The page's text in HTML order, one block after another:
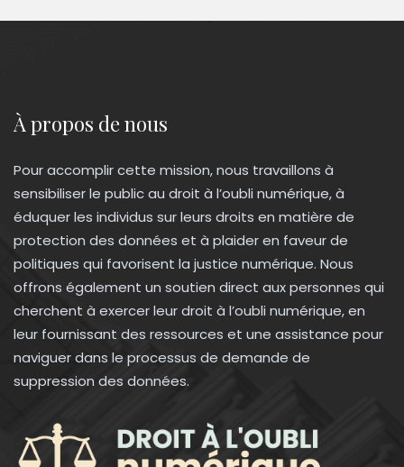
À propos de nous
Pour accomplir cette mission, nous travaillons à
sensibiliser le public au droit à l’oubli numérique, à
éduquer les individus sur leurs droits en matière de
protection des données et à plaider en faveur de
politiques qui favorisent la justice numérique. Nous
offrons également un soutien direct aux personnes qui
cherchent à exercer leur droit à l’oubli numérique, en
leur fournissant des ressources et une assistance pour
naviguer dans le processus de demande de
suppression des données.